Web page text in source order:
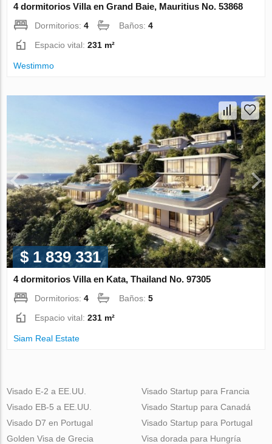
4 dormitorios Villa en Grand Baie, Mauritius No. 53868
Dormitorios:4 Baños:4
Espacio vital:231 m²
Westimmo
$ 1 839 331
4 dormitorios Villa en Kata, Thailand No. 97305
Dormitorios:4 Baños:5
Espacio vital:231 m²
Siam Real Estate
Visado E-2 a EE.UU.
Visado EB-5 a EE.UU.
Visado D7 en Portugal
Golden Visa de Grecia
Visado Startup para Francia
Visado Startup para Canadá
Visado Startup para Portugal
Visa dorada para Hungría